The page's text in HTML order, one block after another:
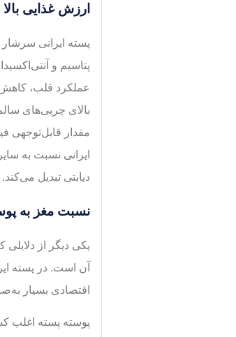
ارزش غذایی بالا
پتاسیم و
عملکرد قلب، کاهش
بالای چربی‌های
مقدار قابل‌توجهی
ایرانی نسبت به
دیابتی تبدیل می‌کند.
نسبت مغز به
یکی دیگر از
آن است. در پسته
اقتصادی بسیار
پوسته پسته اغلب